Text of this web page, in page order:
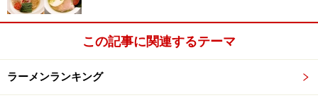
この記事に関連するテーマ
ラーメンランキング